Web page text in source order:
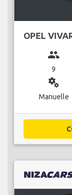
OPEL
group
9
miscellaneous_services
Manuelle